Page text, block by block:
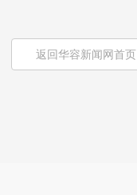
返回华容新闻网首页